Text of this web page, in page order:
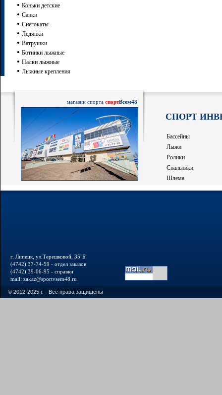
• Коньки детские
• Санки
• Снегокаты
• Ледянки
• Ватрушки
• Ботинки лыжные
• Палки лыжные
• Лыжные крепления
магазин спорта спортВсем48
СПОРТ
Бассейны
Лыжи
Ролики
Спальники
Шлема
г. Липецк, ул.Терешковой, 35"Б"
(4742) 37-74-59 - отдел заказов
(4742) 39-06-95 - справки
mail: zakaz@sportvsem48.ru
© 2012-2025 г. - Все права защищены